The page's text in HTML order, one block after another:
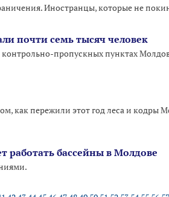
Иностранцы, которые не
почти семь тысяч человек
пропускных пунктах
как пережили этот год леса и кодры
работать бассейны в Молдове